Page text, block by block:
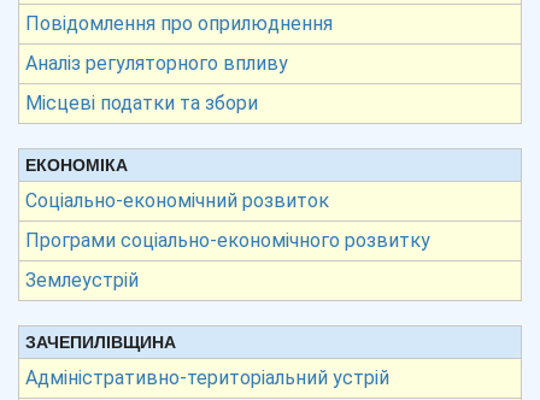
Повідомлення про оприлюднення
Аналіз регуляторного впливу
Місцеві податки та збори
ЕКОНОМІКА
Соціально-економічний розвиток
Програми соціально-економічного розвитку
Землеустрій
ЗАЧЕПИЛІВЩИНА
Адміністративно-територіальний устрій